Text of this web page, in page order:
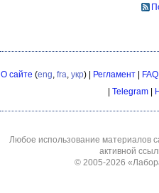
О сайте (eng fra укр) | Регламент| FAQ
| Telegram |
Любое использование материалов
активной
© 2005-2026